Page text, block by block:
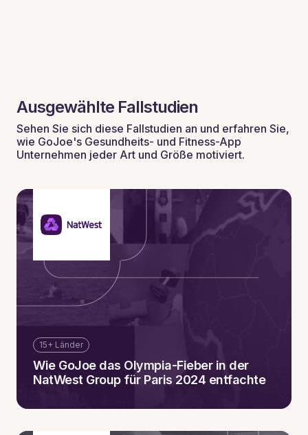
Ausgewählte Fallstudien
Sehen Sie sich diese Fallstudien an und erfahren Sie,
wie GoJoe's Gesundheits- und Fitness-App
Unternehmen jeder Art und Größe motiviert.
15+ Länder
Wie GoJoe das Olympia-Fieber in der
NatWest Group für Paris 2024 entfachte